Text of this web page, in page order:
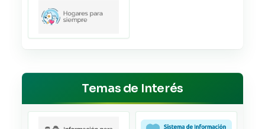
Temas de Interés